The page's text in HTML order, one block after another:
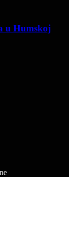
u Humskoj